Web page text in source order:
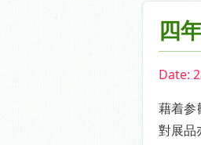
四
Date:
藉着参
對展品